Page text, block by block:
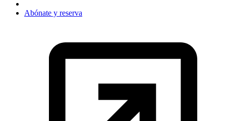
Abónate y reserva